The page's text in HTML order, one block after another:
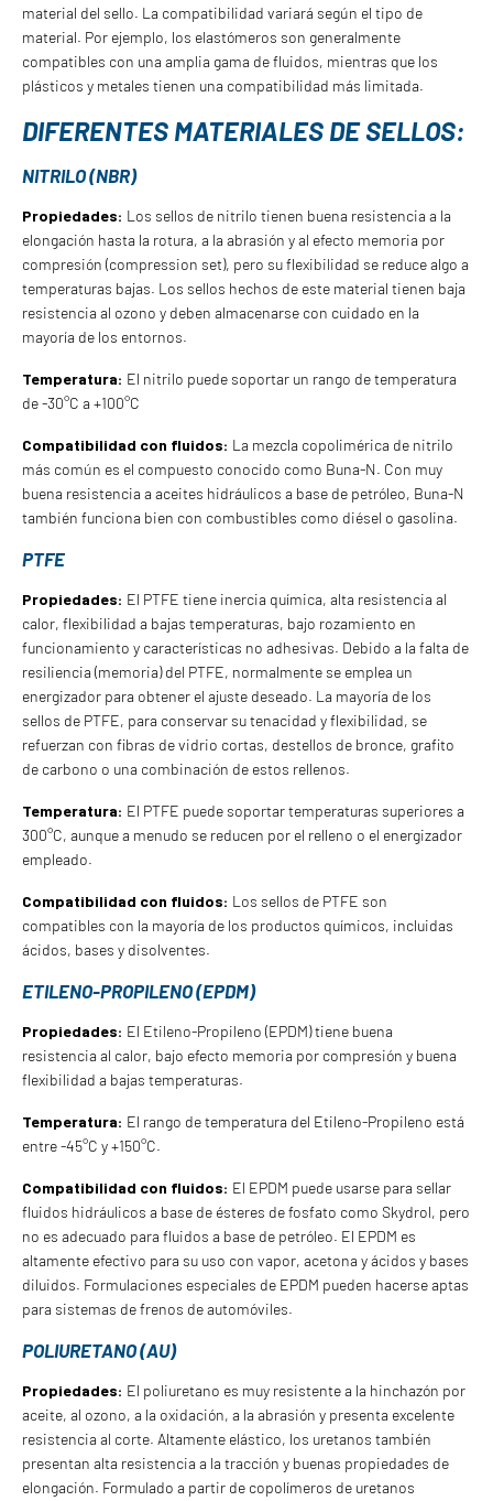
material del sello. La compatibilidad variará según el tipo de
material. Por ejemplo, los elastómeros son generalmente
compatibles con una amplia gama de fluidos, mientras que los
plásticos y metales tienen una compatibilidad más limitada.
DIFERENTES MATERIALES DE SELLOS:
NITRILO (NBR)
Propiedades: Los sellos de nitrilo tienen buena resistencia a la
elongación hasta la rotura, a la abrasión y al efecto memoria por
compresión (compression set), pero su flexibilidad se reduce algo a
temperaturas bajas. Los sellos hechos de este material tienen baja
resistencia al ozono y deben almacenarse con cuidado en la
mayoría de los entornos.
Temperatura: El nitrilo puede soportar un rango de temperatura
de -30°C a +100°C
Compatibilidad con fluidos: La mezcla copolimérica de nitrilo
más común es el compuesto conocido como Buna-N. Con muy
buena resistencia a aceites hidráulicos a base de petróleo, Buna-N
también funciona bien con combustibles como diésel o gasolina.
PTFE
Propiedades: El PTFE tiene inercia química, alta resistencia al
calor, flexibilidad a bajas temperaturas, bajo rozamiento en
funcionamiento y características no adhesivas. Debido a la falta de
resiliencia (memoria) del PTFE, normalmente se emplea un
energizador para obtener el ajuste deseado. La mayoría de los
sellos de PTFE, para conservar su tenacidad y flexibilidad, se
refuerzan con fibras de vidrio cortas, destellos de bronce, grafito
de carbono o una combinación de estos rellenos.
Temperatura: El PTFE puede soportar temperaturas superiores a
300°C, aunque a menudo se reducen por el relleno o el energizador
empleado.
Compatibilidad con fluidos: Los sellos de PTFE son
compatibles con la mayoría de los productos químicos, incluidas
ácidos, bases y disolventes.
ETILENO-PROPILENO (EPDM)
Propiedades: El Etileno-Propileno (EPDM) tiene buena
resistencia al calor, bajo efecto memoria por compresión y buena
flexibilidad a bajas temperaturas.
Temperatura: El rango de temperatura del Etileno-Propileno está
entre -45°C y +150°C.
Compatibilidad con fluidos: El EPDM puede usarse para sellar
fluidos hidráulicos a base de ésteres de fosfato como Skydrol, pero
no es adecuado para fluidos a base de petróleo. El EPDM es
altamente efectivo para su uso con vapor, acetona y ácidos y bases
diluidos. Formulaciones especiales de EPDM pueden hacerse aptas
para sistemas de frenos de automóviles.
POLIURETANO (AU)
Propiedades: El poliuretano es muy resistente a la hinchazón por
aceite, al ozono, a la oxidación, a la abrasión y presenta excelente
resistencia al corte. Altamente elástico, los uretanos también
presentan alta resistencia a la tracción y buenas propiedades de
elongación. Formulado a partir de copolímeros de uretanos